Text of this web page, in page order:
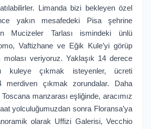
Limanda bizi bekleyen özel
yakın mesafedeki Pisa şehrine
Mucizeler Tarlası ismindeki ünlü
Vaftizhane ve Eğik Kule’yi görüp
molası veriyoruz. Yaklaşık 14 derece
çıkmak isteyenler, ücreti
merdiven çıkmak zorundalar. Daha
manzarası eşliğinde, aracımız
yolculuğumuzdan sonra Floransa’ya
olarak Uffizi Galerisi, Vecchio